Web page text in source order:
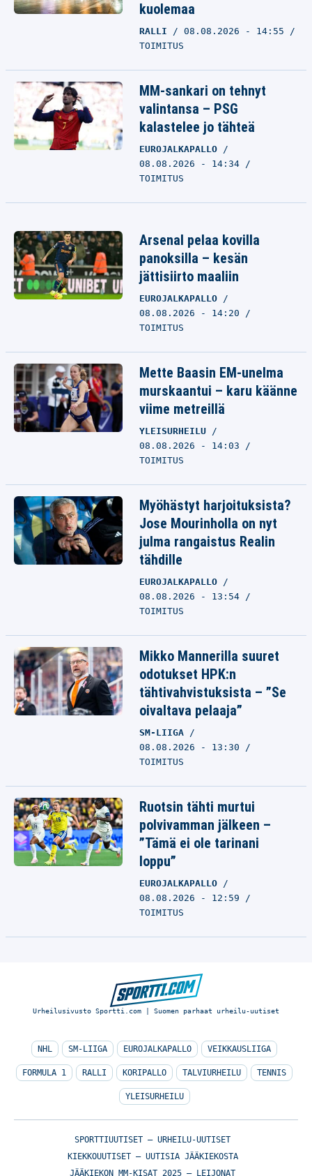
kuolemaa
RALLI
08.08.2026 - 14:55
TOIMITUS
MM-sankari on tehnyt
valintansa – PSG
kalastelee jo tähteä
EUROJALKAPALLO
08.08.2026 - 14:34
TOIMITUS
Arsenal pelaa kovilla
panoksilla – kesän
jättisiirto maaliin
EUROJALKAPALLO
08.08.2026 - 14:20
TOIMITUS
Mette Baasin EM-unelma
murskaantui – karu käänne
viime metreillä
YLEISURHEILU
08.08.2026 - 14:03
TOIMITUS
Myöhästyt harjoituksista?
Jose Mourinholla on nyt
julma rangaistus Realin
tähdille
EUROJALKAPALLO
08.08.2026 - 13:54
TOIMITUS
Mikko Mannerilla suuret
odotukset HPK:n
tähtivahvistuksista – ”Se
oivaltava pelaaja”
SM-LIIGA
08.08.2026 - 13:30
TOIMITUS
Ruotsin tähti murtui
polvivamman jälkeen –
”Tämä ei ole tarinani
loppu”
EUROJALKAPALLO
08.08.2026 - 12:59
TOIMITUS
Urheilusivusto Sportti.com | Suomen parhaat urheilu-uutiset
NHL SM-LIIGA EUROJALKAPALLO VEIKKAUSLIIGA
FORMULA 1 RALLI KORIPALLO TALVIURHEILU TENNIS
YLEISURHEILU
SPORTTIUUTISET – URHEILU-UUTISET
KIEKKOUUTISET – UUTISIA JÄÄKIEKOSTA
JÄÄKIEKON MM-KISAT 2025 – LEIJONAT